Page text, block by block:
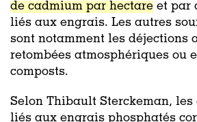
de cadmium par hectare et par
liés aux engrais. Les autres
sont notamment les déjections
retombées atmosphériques ou
composts.
Selon Thibault Sterckeman,
liés aux engrais phosphatés